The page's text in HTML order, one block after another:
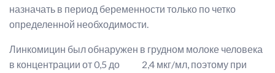
назначать в период беременности только по четко
определенной необходимости.
Линкомицин был обнаружен в грудном молоке человека
в концентрации от 0,5 до 2,4 мкг/мл, поэтому при